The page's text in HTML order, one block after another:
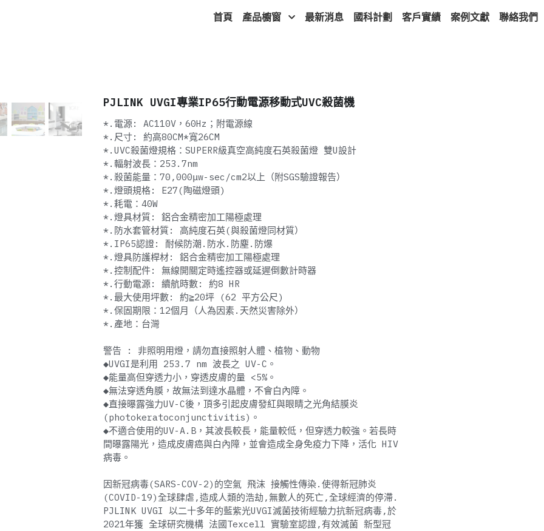
首頁 產品櫥窗 最新消息 國科計劃 客戶實績 案例文獻 聯絡我們
PJLINK UVGI專業IP65行動電源移動式UVC殺菌機
*.電源: AC110V，60Hz；附電源線
*.尺寸: 約高80CM*寬26CM
*.UVC殺菌燈規格：SUPERR級真空高純度石英殺菌燈 雙U設計
*.輻射波長：253.7nm
*.殺菌能量：70,000μw-sec/cm2以上（附SGS驗證報告）
*.燈頭規格: E27(陶磁燈頭)
*.耗電：40W
*.燈具材質: 鋁合金精密加工陽極處理
*.防水套管材質: 高純度石英(與殺菌燈同材質）
*.IP65認證: 耐候防潮.防水.防塵.防爆
*.燈具防護桿材: 鋁合金精密加工陽極處理
*.控制配件: 無線開關定時遙控器或延遲倒數計時器
*.行動電源: 續航時數: 約8 HR
*.最大使用坪數: 約≧20坪 (62 平方公尺)
*.保固期限：12個月（人為因素.天然災害除外）
*.產地：台灣
警告 : 非照明用燈，請勿直接照射人體、植物、動物
◆UVGI是利用 253.7 nm 波長之 UV-C。
◆能量高但穿透力小，穿透皮膚的量 <5%。
◆無法穿透角膜，故無法到達水晶體，不會白內障。
◆直接曝露強力UV-C後，頂多引起皮膚發紅與眼睛之光角結膜炎
(photokeratoconjunctivitis)。
◆不適合使用的UV-A.B，其波長較長，能量較低，但穿透力較強。若長時
間曝露陽光，造成皮膚癌與白內障，並會造成全身免疫力下降，活化 HIV
病毒。
因新冠病毒(SARS-COV-2)的空氣 飛沫 接觸性傳染.使得新冠肺炎
(COVID-19)全球肆虐,造成人類的浩劫,無數人的死亡,全球經濟的停滯.
PJLINK UVGI 以二十多年的藍紫光UVGI滅菌技術經驗力抗新冠病毒,於
2021年獲 全球研究機構 法國Texcell 實驗室認證,有效滅菌 新型冠